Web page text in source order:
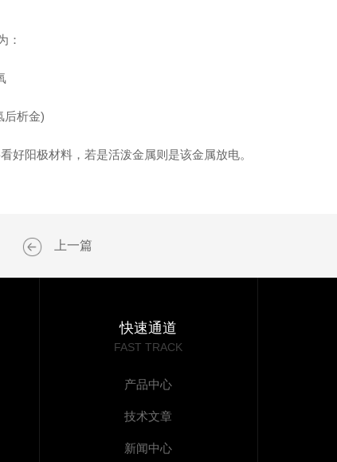
：
析金)
阳极材料，若是活泼金属则是该金属放电。
上一篇
快速通道
FAST TRACK
产品中心
技术文章
新闻中心